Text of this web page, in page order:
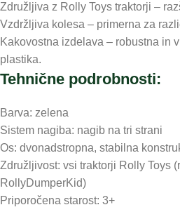
Združljiva z Rolly Toys traktorji –
Vzdržljiva kolesa – primerna za
Kakovostna izdelava – robustna in
plastika.
Tehnične podrobnosti:
Barva: zelena
Sistem nagiba: nagib na tri strani
Os: dvonadstropna, stabilna
Združljivost: vsi traktorji Rolly Toys
RollyDumperKid)
Priporočena starost: 3+